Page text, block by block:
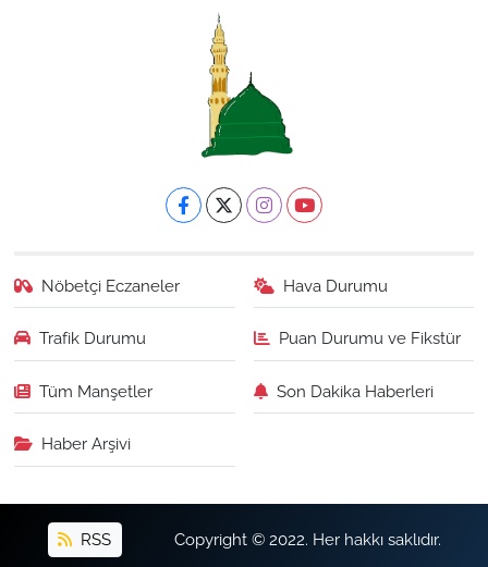
Nöbetçi Eczaneler Hava Durumu
Trafik Durumu Puan Durumu ve Fikstür
Tüm Manşetler Son Dakika Haberleri
Haber Arşivi
RSS Copyright © 2022. Her hakkı saklıdır.